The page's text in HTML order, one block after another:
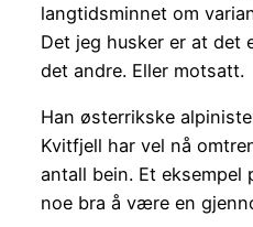
langtidsminnet om
Det jeg husker er at det
det andre. Eller motsatt.
Han østerrikske
Kvitfjell har vel nå
antall bein. Et eksempel
noe bra å være en